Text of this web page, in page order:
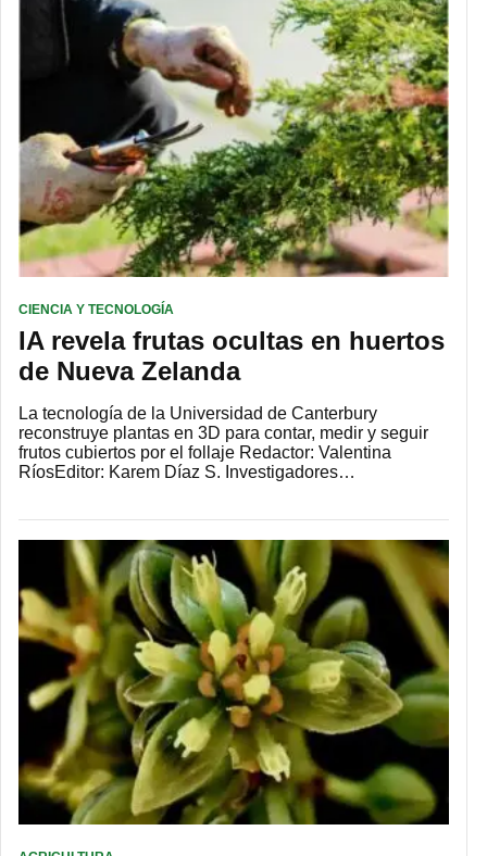
CIENCIA Y TECNOLOGÍA
IA revela frutas ocultas en huertos
de Nueva Zelanda
La tecnología de la Universidad de Canterbury
reconstruye plantas en 3D para contar, medir y seguir
frutos cubiertos por el follaje Redactor: Valentina
RíosEditor: Karem Díaz S. Investigadores…